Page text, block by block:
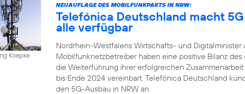
Koepke
NEUAUFLAGE DES MOBILFUNKPAKTS IN NRW:
Telefónica Deutschland macht
alle verfügbar
Nordrhein-Westfalens Wirtschafts- und
Mobilfunknetzbetreiber haben eine positive Bilanz
die Weiterführung ihrer erfolgreichen
bis Ende 2024 vereinbart. Telefónica Deutschland
den 5G-Ausbau in NRW an.